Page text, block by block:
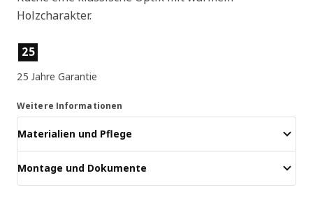
Holzcharakter.
Produktmerkmale
25
25 Jahre Garantie
Weitere Informationen
Materialien und Pflege
Montage und Dokumente